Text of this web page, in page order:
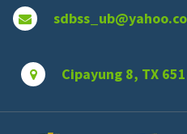
Lewati
Cipayung 8, TX